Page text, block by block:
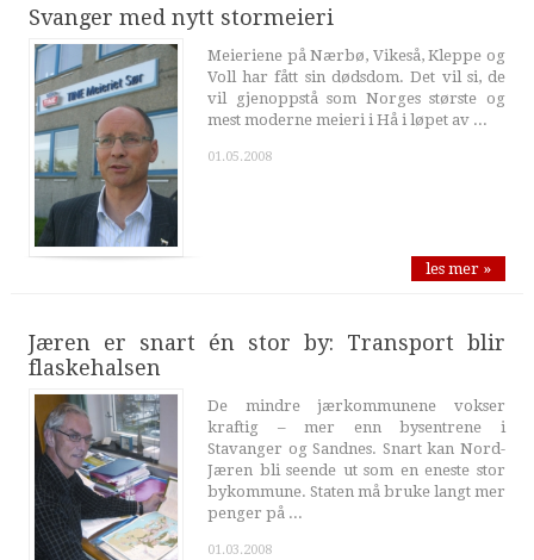
Svanger med nytt stormeieri
Meieriene på Nærbø, Vikeså, Kleppe og
Voll har fått sin dødsdom. Det vil si, de
vil gjenoppstå som Norges største og
mest moderne meieri i Hå i løpet av ...
01.05.2008
les mer »
Jæren er snart én stor by: Transport blir
flaskehalsen
De mindre jærkommunene vokser
kraftig – mer enn bysentrene i
Stavanger og Sandnes. Snart kan Nord-
Jæren bli seende ut som en eneste stor
bykommune. Staten må bruke langt mer
penger på ...
01.03.2008